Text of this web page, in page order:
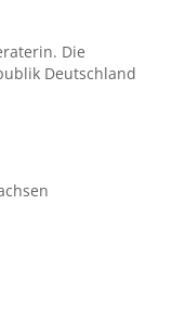
Die
Deutschland